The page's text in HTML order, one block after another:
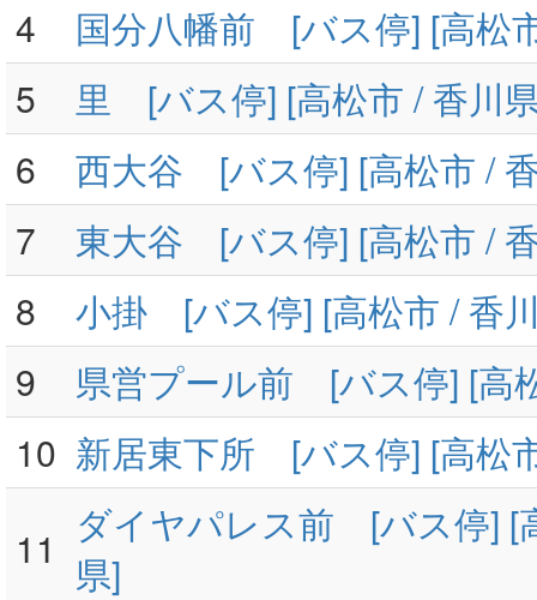
4
国分八幡前 [バス停] [高松
5
里 [バス停] [高松市 / 香川
6
西大谷 [バス停] [高松市 /
7
東大谷 [バス停] [高松市 /
8
小掛 [バス停] [高松市 / 香
9
県営プール前 [バス停] [高
10 新居東下所 [バス停] [高松
11 ダイヤパレス前 [バス停] [
県]